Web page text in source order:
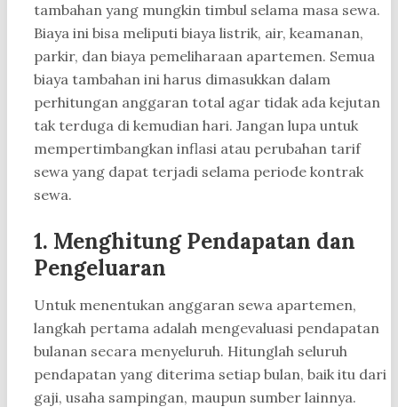
tambahan yang mungkin timbul selama masa sewa.
Biaya ini bisa meliputi biaya listrik, air, keamanan,
parkir, dan biaya pemeliharaan apartemen. Semua
biaya tambahan ini harus dimasukkan dalam
perhitungan anggaran total agar tidak ada kejutan
tak terduga di kemudian hari. Jangan lupa untuk
mempertimbangkan inflasi atau perubahan tarif
sewa yang dapat terjadi selama periode kontrak
sewa.
1. Menghitung Pendapatan dan
Pengeluaran
Untuk menentukan anggaran sewa apartemen,
langkah pertama adalah mengevaluasi pendapatan
bulanan secara menyeluruh. Hitunglah seluruh
pendapatan yang diterima setiap bulan, baik itu dari
gaji, usaha sampingan, maupun sumber lainnya.